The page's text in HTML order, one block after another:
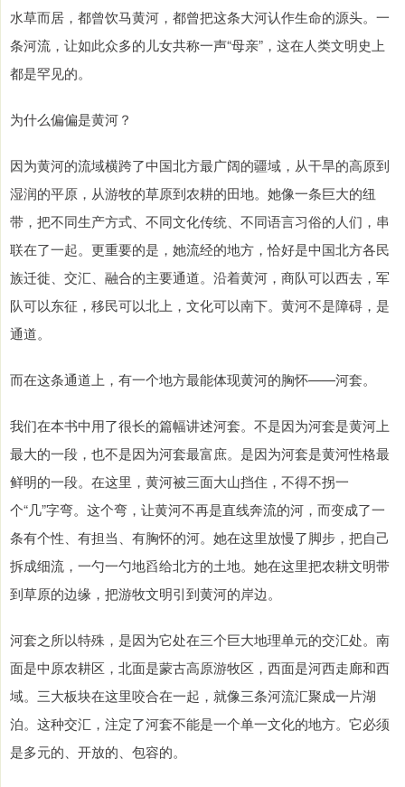
水草而居，都曾饮马黄河，都曾把这条大河认作生命的源头。一
条河流，让如此众多的儿女共称一声“母亲”，这在人类文明史上
都是罕见的。
为什么偏偏是黄河？
因为黄河的流域横跨了中国北方最广阔的疆域，从干旱的高原到
湿润的平原，从游牧的草原到农耕的田地。她像一条巨大的纽
带，把不同生产方式、不同文化传统、不同语言习俗的人们，串
联在了一起。更重要的是，她流经的地方，恰好是中国北方各民
族迁徙、交汇、融合的主要通道。沿着黄河，商队可以西去，军
队可以东征，移民可以北上，文化可以南下。黄河不是障碍，是
通道。
而在这条通道上，有一个地方最能体现黄河的胸怀——河套。
我们在本书中用了很长的篇幅讲述河套。不是因为河套是黄河上
最大的一段，也不是因为河套最富庶。是因为河套是黄河性格最
鲜明的一段。在这里，黄河被三面大山挡住，不得不拐一
个“几”字弯。这个弯，让黄河不再是直线奔流的河，而变成了一
条有个性、有担当、有胸怀的河。她在这里放慢了脚步，把自己
拆成细流，一勺一勺地舀给北方的土地。她在这里把农耕文明带
到草原的边缘，把游牧文明引到黄河的岸边。
河套之所以特殊，是因为它处在三个巨大地理单元的交汇处。南
面是中原农耕区，北面是蒙古高原游牧区，西面是河西走廊和西
域。三大板块在这里咬合在一起，就像三条河流汇聚成一片湖
泊。这种交汇，注定了河套不能是一个单一文化的地方。它必须
是多元的、开放的、包容的。